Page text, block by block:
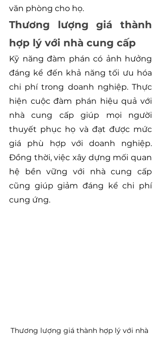
văn phòng cho họ.
Thương lượng giá thành
hợp lý với nhà cung cấp
Kỹ năng đàm phán có ảnh hưởng
đáng kể đến khả năng tối ưu hóa
chi phí trong doanh nghiệp. Thực
hiện cuộc đàm phán hiệu quả với
nhà cung cấp giúp mọi người
thuyết phục họ và đạt được mức
giá phù hợp với doanh nghiệp.
Đồng thời, việc xây dựng mối quan
hệ bền vững với nhà cung cấp
cũng giúp giảm đáng kể chi phí
cung ứng.
Thương lượng giá thành hợp lý với nhà